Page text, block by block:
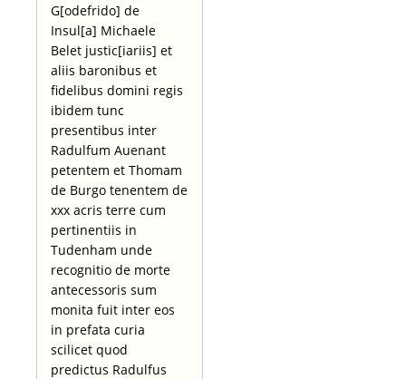
G[odefrido] de
Insul[a] Michaele
Belet justic[iariis] et
aliis baronibus et
fidelibus domini regis
ibidem tunc
presentibus inter
Radulfum Auenant
petentem et Thomam
de Burgo tenentem de
xxx acris terre cum
pertinentiis in
Tudenham unde
recognitio de morte
antecessoris sum
monita fuit inter eos
in prefata curia
scilicet quod
predictus Radulfus